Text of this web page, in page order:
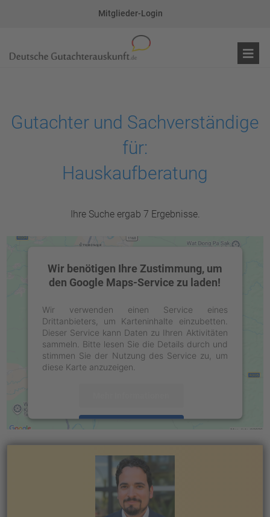
Mitglieder-Login
Gutachter und Sachverständige
für:
Hauskaufberatung
Ihre Suche ergab 7 Ergebnisse.
Wir benötigen Ihre Zustimmung, um
den Google Maps-Service zu laden!
Wir verwenden einen Service eines
Drittanbieters, um Karteninhalte einzubetten.
Dieser Service kann Daten zu Ihren Aktivitäten
sammeln. Bitte lesen Sie die Details durch und
stimmen Sie der Nutzung des Service zu, um
diese Karte anzuzeigen.
Management Platform&